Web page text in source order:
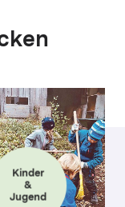
Kinder
&
Jugend